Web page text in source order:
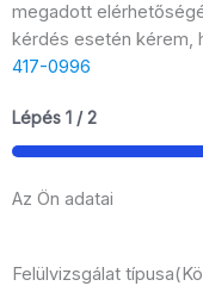
megadott
kérdés esetén kérem,
417-0996
Lépés 1 /2
50%
Az Ön adatai
Felülvizsgálat típusa